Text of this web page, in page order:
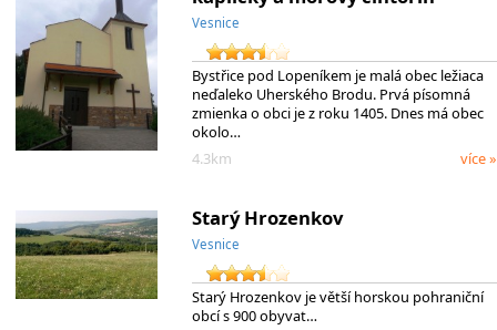
Vesnice
Bystřice pod Lopeníkem je malá obec ležiaca
neďaleko Uherského Brodu. Prvá písomná
zmienka o obci je z roku 1405. Dnes má obec
okolo…
4.3km
více »
Starý Hrozenkov
Vesnice
Starý Hrozenkov je větší horskou pohraniční
obcí s 900 obyvat…